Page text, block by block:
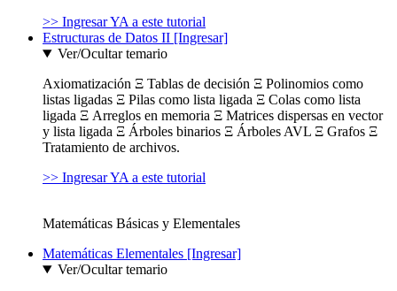
>> Ingresar YA a este tutorial
Estructuras de Datos II [Ingresar]
Ver/Ocultar temario
Axiomatización Ξ Tablas de decisión Ξ Polinomios como
listas ligadas Ξ Pilas como lista ligada Ξ Colas como lista
ligada Ξ Arreglos en memoria Ξ Matrices dispersas en vector
y lista ligada Ξ Árboles binarios Ξ Árboles AVL Ξ Grafos Ξ
Tratamiento de archivos.
>> Ingresar YA a este tutorial
Matemáticas Básicas y Elementales
Matemáticas Elementales [Ingresar]
Ver/Ocultar temario